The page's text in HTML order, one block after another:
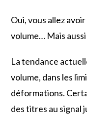
Oui, vous allez
volume… Mais
La tendance
volume, dans les
déformations.
des titres au signal